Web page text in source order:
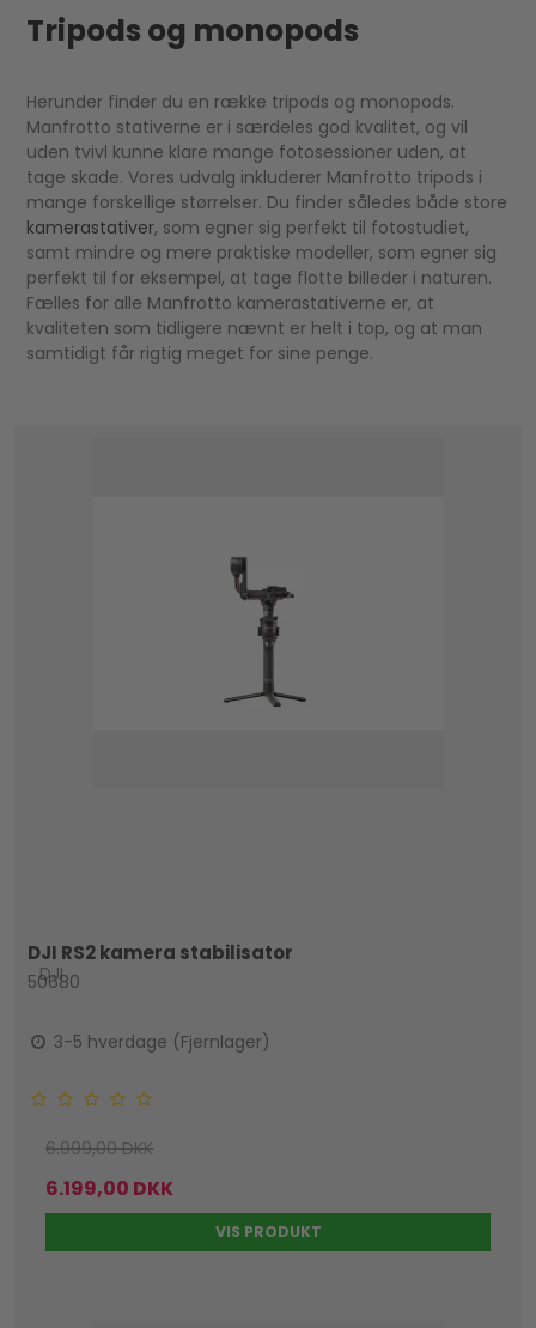
Tripods og monopods
Herunder finder du en række tripods og monopods.
Manfrotto stativerne er i særdeles god kvalitet, og vil
uden tvivl kunne klare mange fotosessioner uden, at
tage skade. Vores udvalg inkluderer Manfrotto tripods i
mange forskellige størrelser. Du finder således både store
kamerastativer, som egner sig perfekt til fotostudiet,
samt mindre og mere praktiske modeller, som egner sig
perfekt til for eksempel, at tage flotte billeder i naturen.
Fælles for alle Manfrotto kamerastativerne er, at
kvaliteten som tidligere nævnt er helt i top, og at man
samtidigt får rigtig meget for sine penge.
DJI RS2 kamera stabilisator
DJI
50680
3-5 hverdage (Fjernlager)
6.999,00 DKK
6.199,00 DKK
VIS PRODUKT